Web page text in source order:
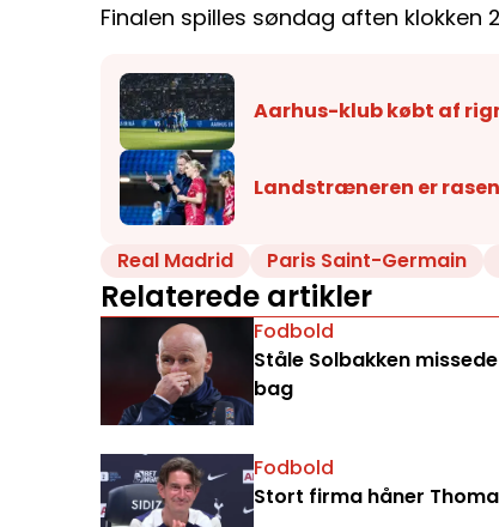
Finalen spilles søndag aften klokken
Aarhus-klub købt af
Landstræneren er
Real Madrid Paris Saint-Germain
Relaterede artikler
Fodbold
Ståle Solbakken
bag
Fodbold
Stort firma håner